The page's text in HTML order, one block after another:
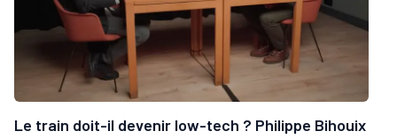
Le train doit-il devenir low-tech ? Philippe Bihouix